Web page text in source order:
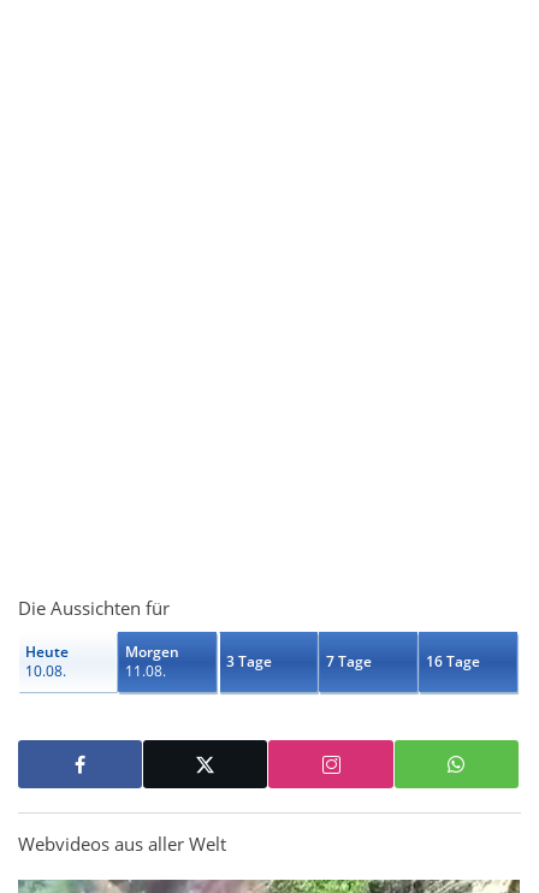
Die Aussichten für
Heute
10.08.
Morgen
11.08.
3 Tage 7 Tage 16 Tage
Webvideos aus aller Welt